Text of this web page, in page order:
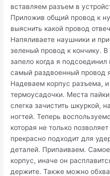
вставляем разъем в
Приложив общий провод к
выяснить какой провод
Напяливаете наушники и
зеленый провод к кончику.
запело когда я
самый раздвоенный провод
Надеваем корпус разъема,
термоусадочки. Места
слегка зачистить шкуркой,
ногтей. Теперь
которая не только
прекрасно подходит для
деталей. Припаиваем. Самое
корпус, иначе он
держите. Также можно